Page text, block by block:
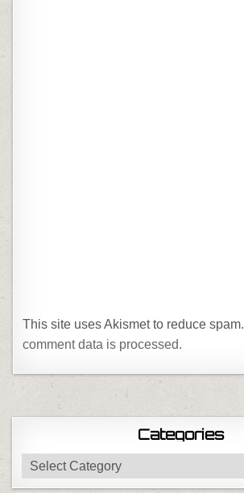
This site uses Akismet to reduce spam.
comment data is processed.
Categories
Categories